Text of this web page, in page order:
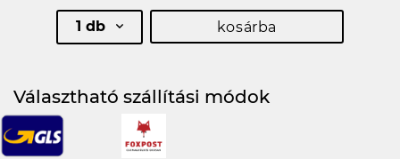
1 db kosárba
Választható szállítási módok